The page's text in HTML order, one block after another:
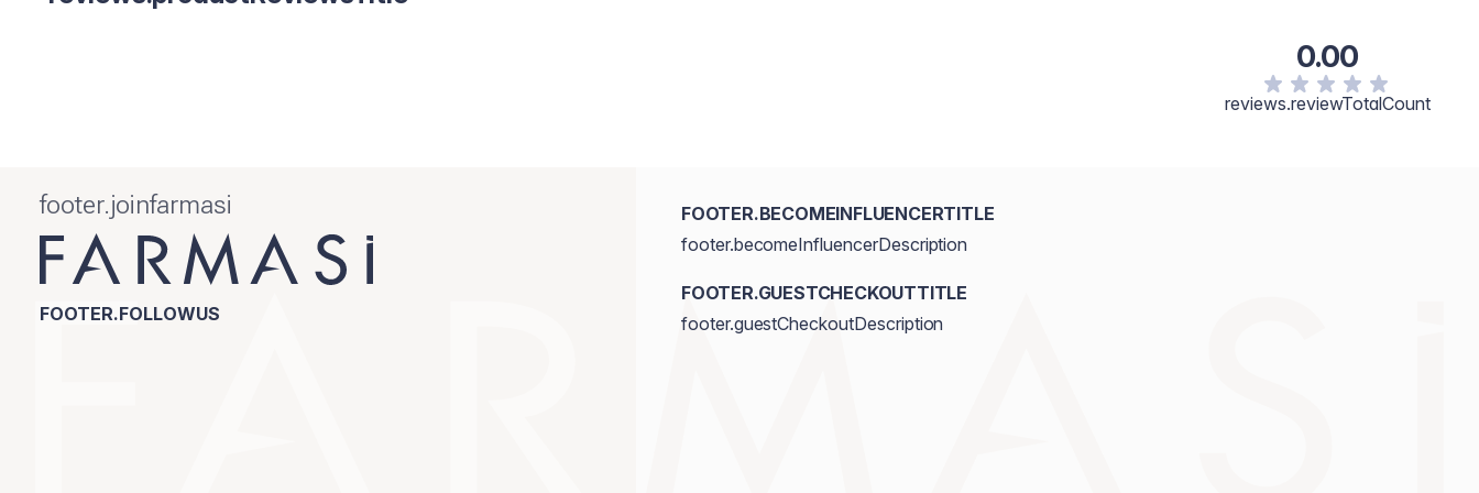
0.00
reviews.reviewTotalCount
footer.joinfarmasi
FOOTER.FOLLOWUS
FOOTER.BECOMEINFLUENCERTITLE
footer.becomeInfluencerDescription
FOOTER.GUESTCHECKOUTTITLE
footer.guestCheckoutDescription